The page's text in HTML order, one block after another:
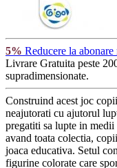
5% Reducere la abonare
Livrare Gratuita peste
supradimensionate.
Construind acest joc
neajutorati cu ajutorul
pregatiti sa lupte in
avand toata colectia,
joaca educativa. Setul
figurine colorate care